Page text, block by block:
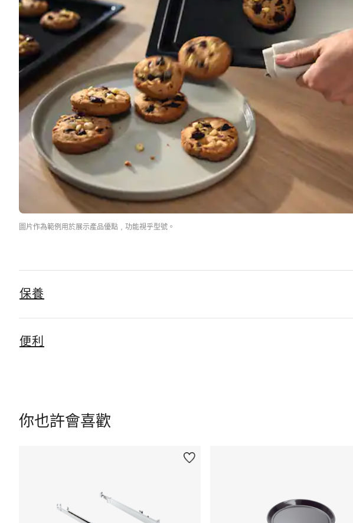
圖片作為範例用於展示產品優點﹐功能視乎型號。
保養
便利
你也許會喜歡